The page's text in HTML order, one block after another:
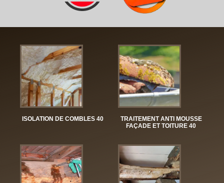
ISOLATION DE COMBLES 40
TRAITEMENT ANTI MOUSSE
FAÇADE ET TOITURE 40